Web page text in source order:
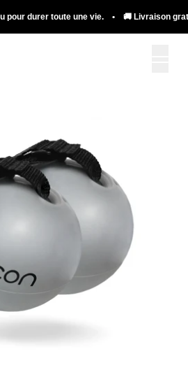
durer toute une vie. • 🚚 Livraison